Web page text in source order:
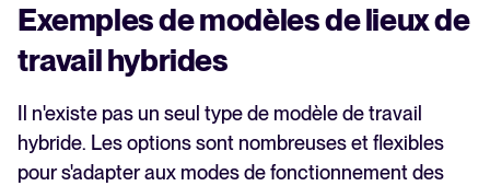
Exemples de modèles de lieux de
travail hybrides
Il n'existe pas un seul type de modèle de travail
hybride. Les options sont nombreuses et flexibles
pour s'adapter aux modes de fonctionnement des